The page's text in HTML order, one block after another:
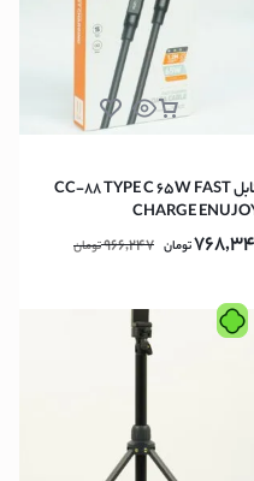
كابل CC-88 TYPE C 65W FAST
CHARGE
تومان 966,247تومان